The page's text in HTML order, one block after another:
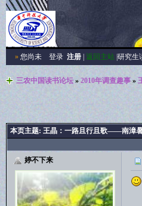
»您尚未 登录 注册| 返回主站| 研究生
三农中国读书论坛» 2010年调查趣事»
本页主题: 王晶：一路且行且歌——南漳
婷不下来